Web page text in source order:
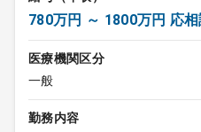
780万円 ～ 1800万円 応相
医療機関区分
一般
勤務内容